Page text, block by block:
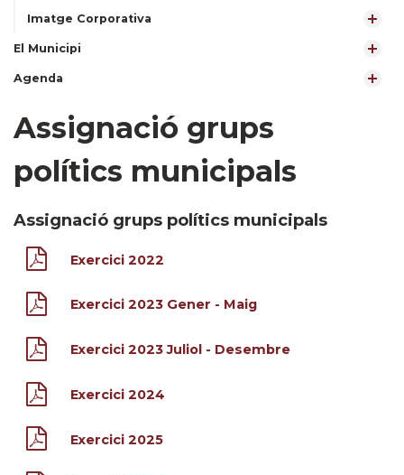
Imatge Corporativa
El Municipi
Agenda
Assignació grups
polítics municipals
Assignació grups polítics municipals
Exercici 2022
Exercici 2023 Gener - Maig
Exercici 2023 Juliol - Desembre
Exercici 2024
Exercici 2025